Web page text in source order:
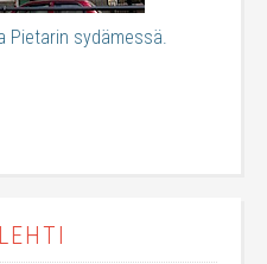
Pietarin sydämessä.